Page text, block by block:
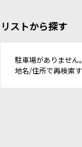
リストから探す
駐車場がありません。
地名/住所で再検索